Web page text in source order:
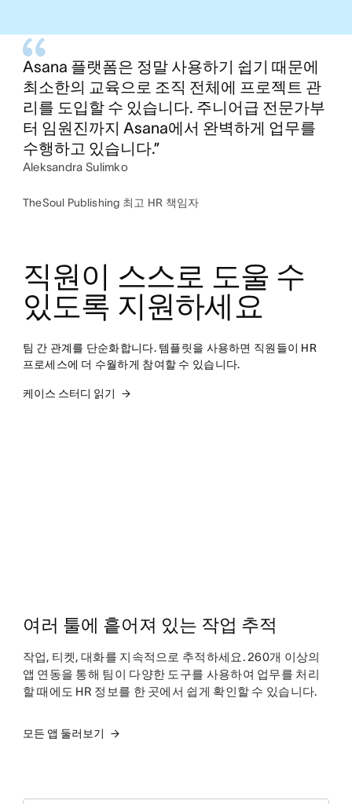
Asana 플랫폼은 정말 사용하기 쉽기 때문에
최소한의 교육으로 조직 전체에 프로젝트 관
리를 도입할 수 있습니다. 주니어급 전문가부
터 임원진까지 Asana에서 완벽하게 업무를
수행하고 있습니다.”
Aleksandra Sulimko
TheSoul Publishing 최고 HR 책임자
직원이 스스로 도울 수
있도록 지원하세요
팀 간 관계를 단순화합니다. 템플릿을 사용하면 직원들이 HR
프로세스에 더 수월하게 참여할 수 있습니다.
케이스 스터디 읽기
여러 툴에 흩어져 있는 작업 추적
작업, 티켓, 대화를 지속적으로 추적하세요. 260개 이상의
앱 연동을 통해 팀이 다양한 도구를 사용하여 업무를 처리
할 때에도 HR 정보를 한 곳에서 쉽게 확인할 수 있습니다.
모든 앱 둘러보기